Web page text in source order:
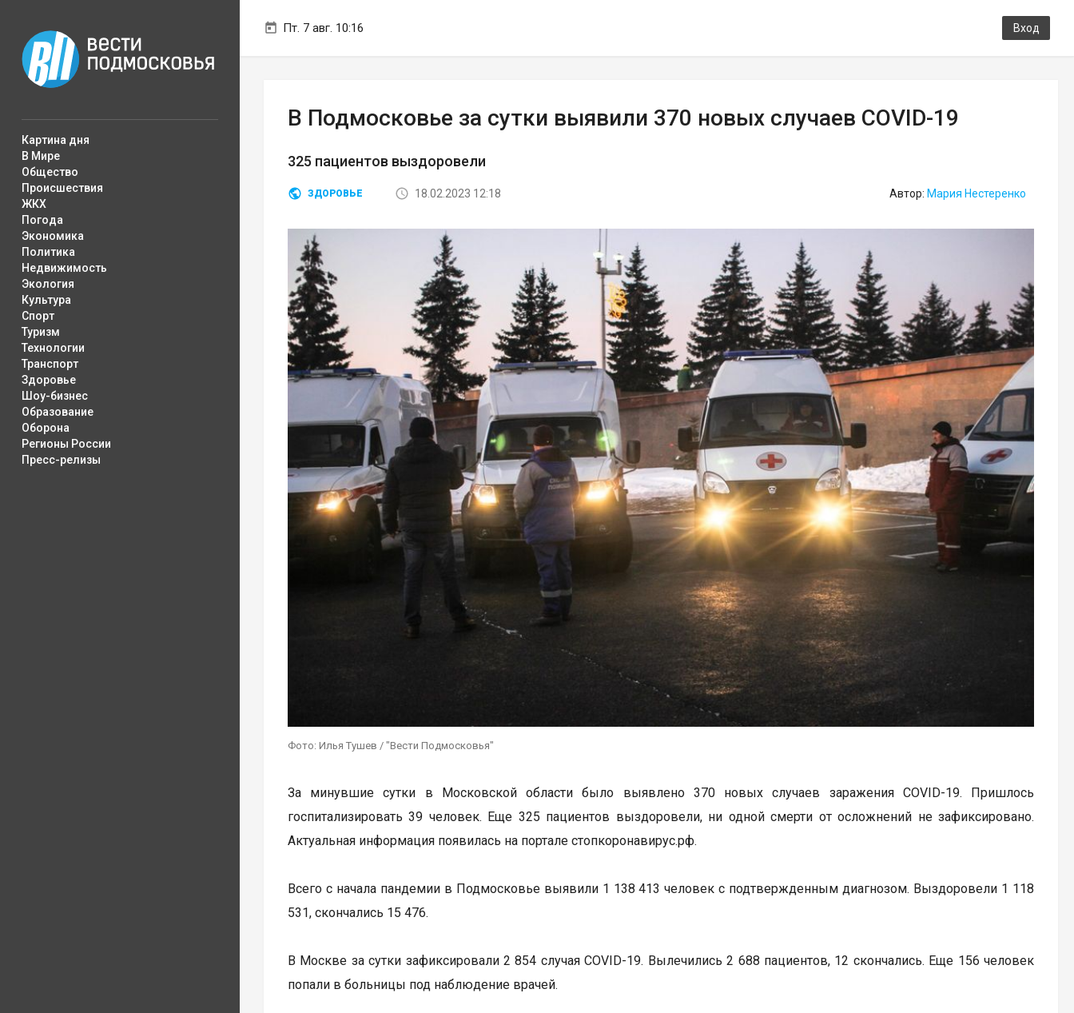
Пт. 7 авг. 10:16 Вход
Картина дня
В Мире
Общество
Происшествия
ЖКХ
Погода
Экономика
Политика
Недвижимость
Экология
Культура
Спорт
Туризм
Технологии
Транспорт
Здоровье
Шоу-бизнес
Образование
Оборона
Регионы России
Пресс-релизы
В Подмосковье за сутки выявили 370 новых случаев COVID-19
325 пациентов выздоровели
ЗДОРОВЬЕ 18.02.2023 12:18 Автор: Мария Нестеренко
Фото: Илья Тушев / "Вести Подмосковья"
За минувшие сутки в Московской области было выявлено 370 новых случаев заражения COVID-19. Пришлось
госпитализировать 39 человек. Еще 325 пациентов выздоровели, ни одной смерти от осложнений не зафиксировано.
Актуальная информация появилась на портале стопкоронавирус.рф.
Всего с начала пандемии в Подмосковье выявили 1 138 413 человек с подтвержденным диагнозом. Выздоровели 1 118
531, скончались 15 476.
В Москве за сутки зафиксировали 2 854 случая COVID-19. Вылечились 2 688 пациентов, 12 скончались. Еще 156 человек
попали в больницы под наблюдение врачей.